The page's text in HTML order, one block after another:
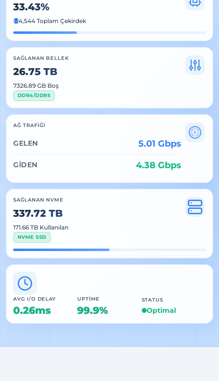
33.43%
4,544 Toplam Çekirdek
SAĞLANAN BELLEK
26.75 TB
7326.89 GB Boş
DDR4/DDR5
AĞ TRAFIĞI
GELEN 5.01 Gbps
GIDEN 4.38 Gbps
SAĞLANAN NVME
337.72 TB
171.66 TB Kullanılan
NVME SSD
AVG I/O DELAY
0.26ms
UPTIME
99.9%
STATUS
Optimal